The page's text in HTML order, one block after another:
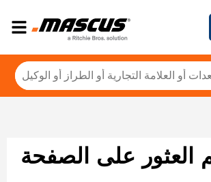
العثور على الصفحة